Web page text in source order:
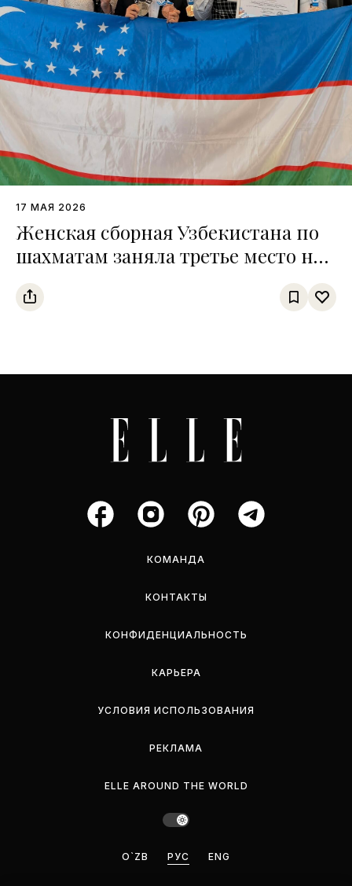
17 МАЯ 2026
Женская сборная Узбекистана по
шахматам заняла третье место на
чемпионате среди тюркских
государств
КОМАНДА
КОНТАКТЫ
КОНФИДЕНЦИАЛЬНОСТЬ
КАРЬЕРА
УСЛОВИЯ ИСПОЛЬЗОВАНИЯ
РЕКЛАМА
ELLE AROUND THE WORLD
O`ZB РУС ENG